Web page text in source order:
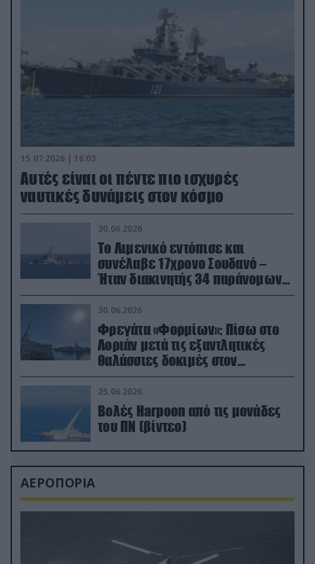
15.07.2026 | 16:03
Aυτές είναι οι πέντε πιο ισχυρές
ναυτικές δυνάμεις στον κόσμο
30.06.2026
Το Λιμενικό εντόπισε και
συνέλαβε 17χρονο Σουδανό –
Ήταν διακινητής 34 παράνομων
μεταναστών
30.06.2026
Φρεγάτα «Φορμίων»: Πίσω στο
Λοριάν μετά τις εξαντλητικές
θαλάσσιες δοκιμές στον
απαιτητικό Βισκαϊκό
25.06.2026
Βολές Harpoon από τις μονάδες
του ΠΝ (βίντεο)
ΑΕΡΟΠΟΡΙΑ